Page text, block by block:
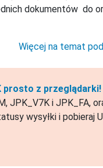
dokumentów do
Więcej na temat
prosto z przeglądarki!
JPK_V7K i JPK_FA,
wysyłki i pobieraj